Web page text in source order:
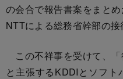
の会合で報告書案をまとめ
NTTによる総務省幹部の接
この不祥事を受けて、「
と主張するKDDIとソフ